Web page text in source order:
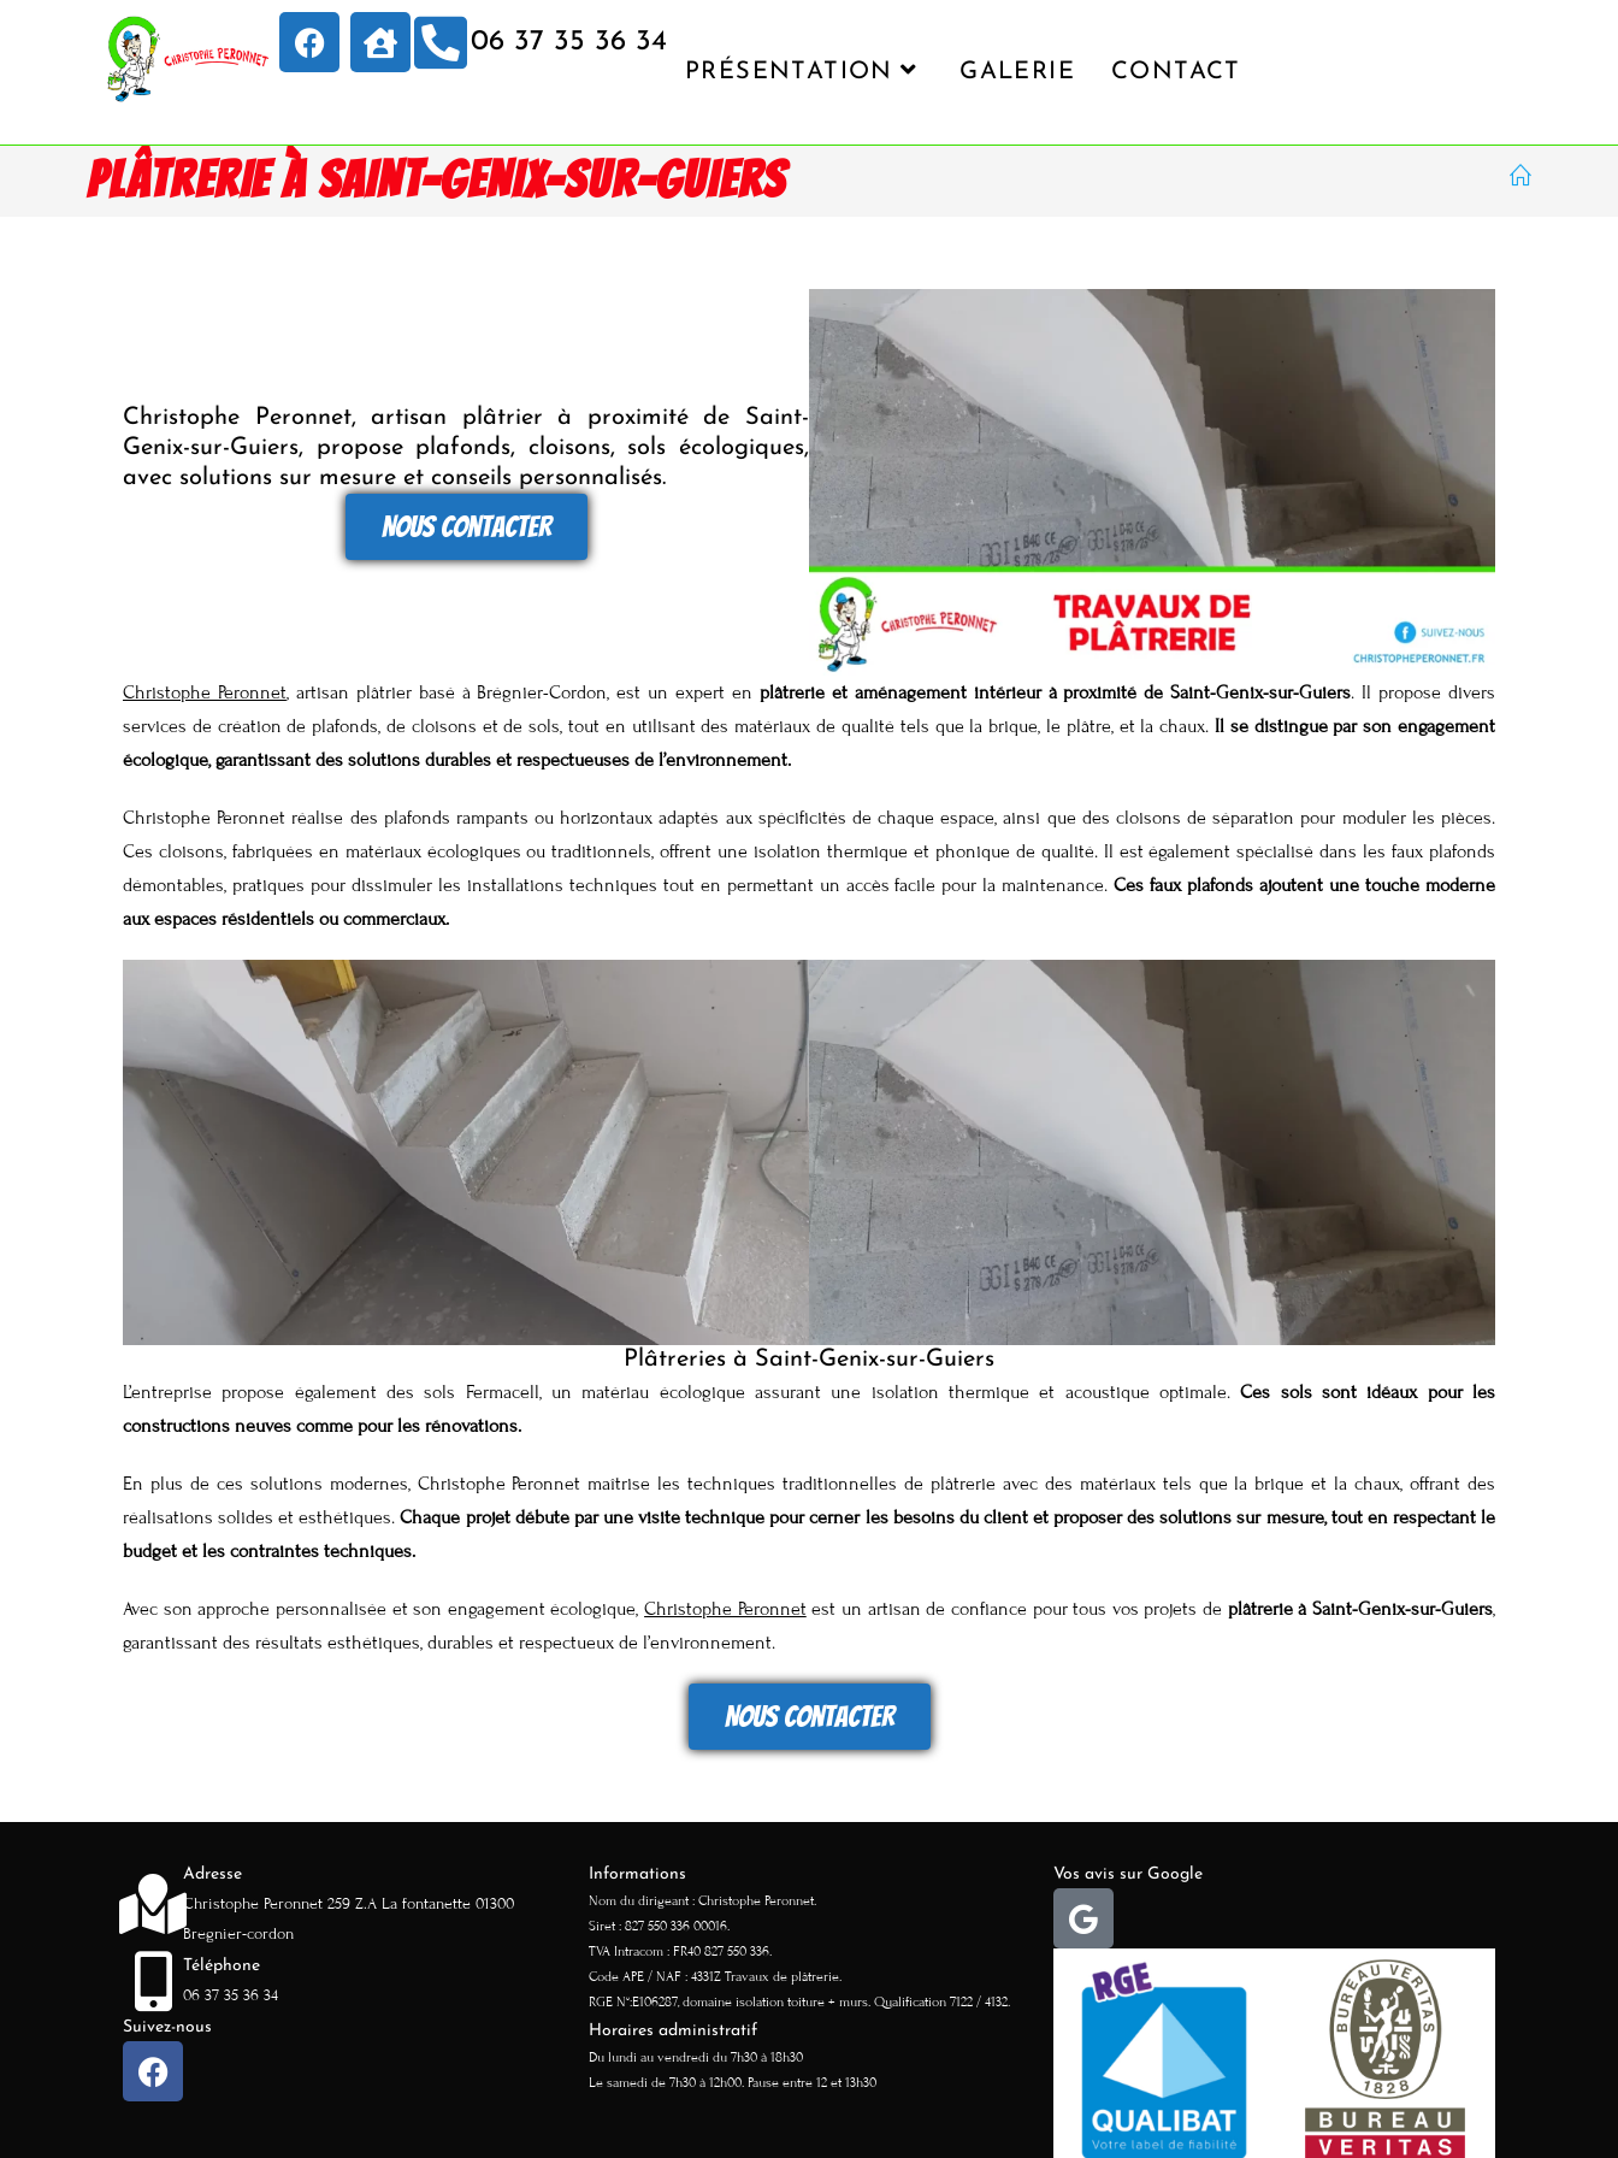
06 37 35 36 34
PRÉSENTATION GALERIE CONTACT
PLÂTRERIE À SAINT-GENIX-SUR-GUIERS
Christophe Peronnet, artisan plâtrier à proximité de Saint-
Genix-sur-Guiers, propose plafonds, cloisons, sols écologiques,
avec solutions sur mesure et conseils personnalisés.
Nous contacter
Christophe Peronnet, artisan plâtrier basé à Brégnier-Cordon, est un expert en plâtrerie et aménagement intérieur à proximité de Saint-Genix-sur-Guiers. Il propose divers
services de création de plafonds, de cloisons et de sols, tout en utilisant des matériaux de qualité tels que la brique, le plâtre, et la chaux. Il se distingue par son engagement
écologique, garantissant des solutions durables et respectueuses de l’environnement.
Christophe Peronnet réalise des plafonds rampants ou horizontaux adaptés aux spécificités de chaque espace, ainsi que des cloisons de séparation pour moduler les pièces.
Ces cloisons, fabriquées en matériaux écologiques ou traditionnels, offrent une isolation thermique et phonique de qualité. Il est également spécialisé dans les faux plafonds
démontables, pratiques pour dissimuler les installations techniques tout en permettant un accès facile pour la maintenance.Ces faux plafonds ajoutent une touche moderne
aux espaces résidentiels ou commerciaux.
Plâtreries à Saint-Genix-sur-Guiers
L’entreprise propose également des sols Fermacell, un matériau écologique assurant une isolation thermique et acoustique optimale.Ces sols sont idéaux pour les
constructions neuves comme pour les rénovations.
En plus de ces solutions modernes, Christophe Peronnet maîtrise les techniques traditionnelles de plâtrerie avec des matériaux tels que la brique et la chaux, offrant des
réalisations solides et esthétiques.Chaque projet débute par une visite technique pour cerner les besoins du client et proposer des solutions sur mesure, tout en respectant le
budget et les contraintes techniques.
Avec son approche personnalisée et son engagement écologique,Christophe Peronnet est un artisan de confiance pour tous vos projets de plâtrerie à Saint-Genix-sur-Guiers,
garantissant des résultats esthétiques, durables et respectueux de l’environnement.
Nous contacter
Adresse
Christophe Peronnet 259 Z.A La fontanette 01300
Bregnier-cordon
Téléphone
06 37 35 36 34
Suivez-nous
Informations
Nom du dirigeant : Christophe Peronnet.
Siret : 827 550 336 00016.
TVA Intracom : FR40 827 550 336.
Code APE / NAF : 4331Z Travaux de plâtrerie.
RGE N°:E106287, domaine isolation toiture + murs. Qualification 7122 / 4132.
Horaires administratif
Du lundi au vendredi du 7h30 à 18h30
Le samedi de 7h30 à 12h00. Pause entre 12 et 13h30
Vos avis sur Google